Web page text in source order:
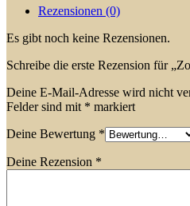
Rezensionen (0)
Es gibt noch keine Rezensionen.
Schreibe die erste Rezension für
Deine E-Mail-Adresse wird nicht
Felder sind mit * markiert
Deine Bewertung *
Deine Rezension *